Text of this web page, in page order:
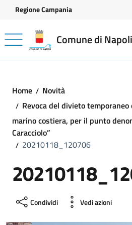
Vai ai contenuti
Vai al footer
Regione Campania
Comune di Napoli
Home
Novità
Revoca del divieto temporaneo
marino costiera, per il punto
Caracciolo”
20210118_120706
Condividi Vedi azioni